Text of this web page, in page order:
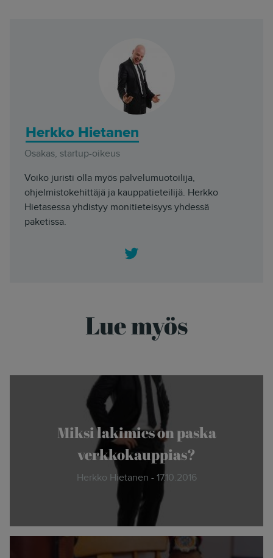
Herkko Hietanen
Osakas, startup-oikeus
Voiko juristi olla myös palvelumuotoilija,
ohjelmistokehittäjä ja kauppatieteilijä. Herkko
Hietasessa yhdistyy monitieteisyys yhdessä
paketissa.
Lue myös
Miksi lakimies on paska
verkkokauppias?
Herkko Hietanen - 17.10.2016